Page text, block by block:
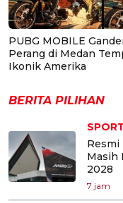
PUBG MOBILE
Perang di Medan
Ikonik Amerika
BERITA PILIHAN
Resmi
Masih
2028
7 jam